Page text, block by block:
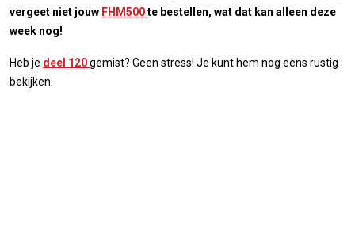
vergeet niet jouw FHM500te bestellen, wat dat kan alleen deze
week nog!
Heb je deel 120gemist? Geen stress! Je kunt hem nog eens rustig
bekijken.